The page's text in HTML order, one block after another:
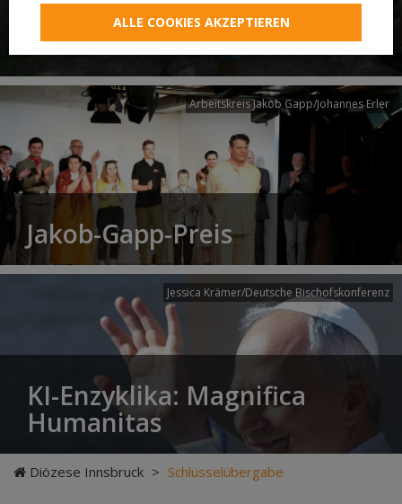
Neuer Pilgerweg Via
Laudato si’
Arbeitskreis Jakob Gapp/Johannes Erler
Jakob-Gapp-Preis
Jessica Krämer/Deutsche Bischofskonferenz
KI-Enzyklika: Magnifica
Humanitas
Diözese Innsbruck > Schlüsselübergabe
ALLE COOKIES AKZEPTIEREN